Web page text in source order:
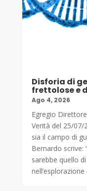
Disforia di
frettolose e
Ago 4, 2026
Egregio
Verità del 25/07/
sia il campo di
Bernardo scrive:
sarebbe quello
nell’esplorazione